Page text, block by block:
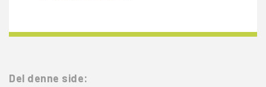
Del denne side: